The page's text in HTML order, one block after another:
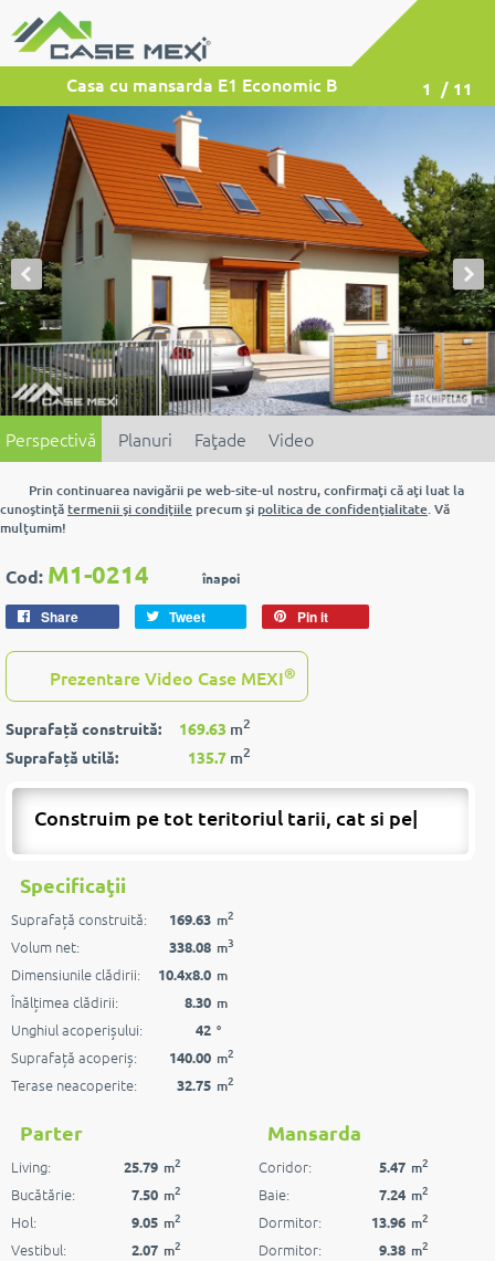
Casa cu mansarda E1 Economic B 1 / 11
Perspectivă Planuri Faţade Video
Prin continuarea navigării pe web-site-ul nostru, confirmaţi că aţi luat la
cunoştinţătermenii şi condiţiile precum şi politica de confidenţialitate. Vă
mulţumim!
Cod: M1-0214 înapoi
Share Tweet Pin it
Prezentare Video Case MEXI®
Suprafață construită: 169.63 m2
Suprafață utilă: 135.7 m2
Construim pe tot teritoriul tarii, cat si peste
Specificaţii
Suprafață construită: 169.63 m2
Volum net: 338.08 m3
Dimensiunile clădirii: 10.4x8.0 m
Înălțimea clădirii: 8.30 m
Unghiul acoperișului: 42 °
Suprafață acoperiș: 140.00 m2
Terase neacoperite: 32.75 m2
Parter
Living: 25.79 m2
Bucătărie: 7.50 m2
Hol: 9.05 m2
Vestibul: 2.07 m2
Mansarda
Coridor: 5.47 m2
Baie: 7.24 m2
Dormitor: 13.96 m2
Dormitor: 9.38 m2